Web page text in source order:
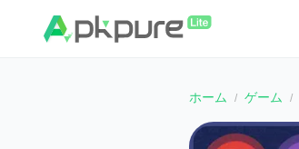
ホーム ゲーム